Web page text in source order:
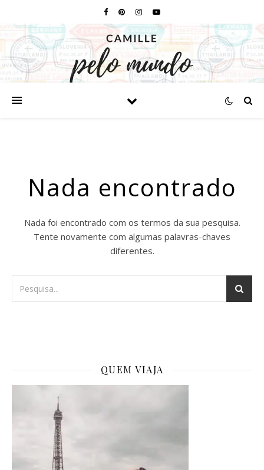
Nada encontrado
Nada foi encontrado com os termos da sua pesquisa.
Tente novamente com algumas palavras-chaves
diferentes.
QUEM VIAJA